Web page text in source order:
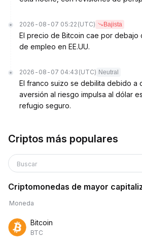
2026-08-07 05:22 (UTC) Bajista
El precio de Bitcoin cae por debajo
de empleo en EE.UU.
2026-08-07 04:43 (UTC) Neutral
El franco suizo se debilita debido a
aversión al riesgo impulsa al dólar
refugio seguro.
Criptos más populares
Buscar
Criptomonedas de mayor
Moneda
Bitcoin
BTC